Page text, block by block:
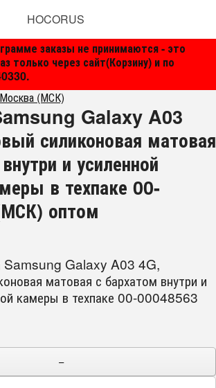
заказы не принимаются - это
только через сайт(Корзину) и по
HOCORUS
(МСК)
Galaxy A03
силиконовая матовая
и усиленной
в техпаке 00-
оптом
Samsung Galaxy A03 4G,
матовая с бархатом внутри и
камеры в техпаке 00-00048563
−